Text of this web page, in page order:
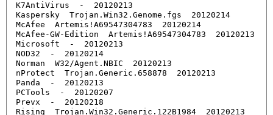
K7AntiVirus  -  20120213
Kaspersky  Trojan.Win32.Genome.fgs  20120214
McAfee  Artemis!A69547304783  20120214
McAfee-GW-Edition  Artemis!A69547304783  20120213
Microsoft  -  20120213
NOD32  -  20120214
Norman  W32/Agent.NBIC  20120213
nProtect  Trojan.Generic.658878  20120213
Panda  -  20120213
PCTools  -  20120207
Prevx  -  20120218
Rising  Trojan.Win32.Generic.122B1984  20120213